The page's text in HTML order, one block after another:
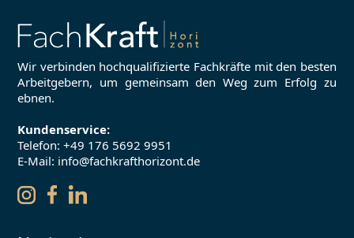
Wir verbinden hochqualifizierte Fachkräfte mit den besten
Arbeitgebern, um gemeinsam den Weg zum Erfolg zu
ebnen.
Kundenservice:
Telefon:+49 176 5692 9951
E-Mail: info@fachkrafthorizont.de